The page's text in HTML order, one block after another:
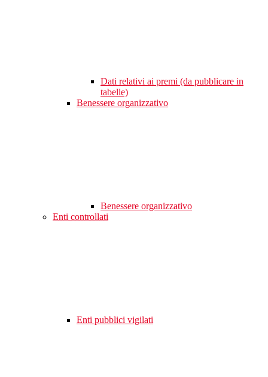
Dati relativi ai premi (da pubblicare in
tabelle)
Benessere organizzativo
Benessere organizzativo
Enti controllati
Enti pubblici vigilati